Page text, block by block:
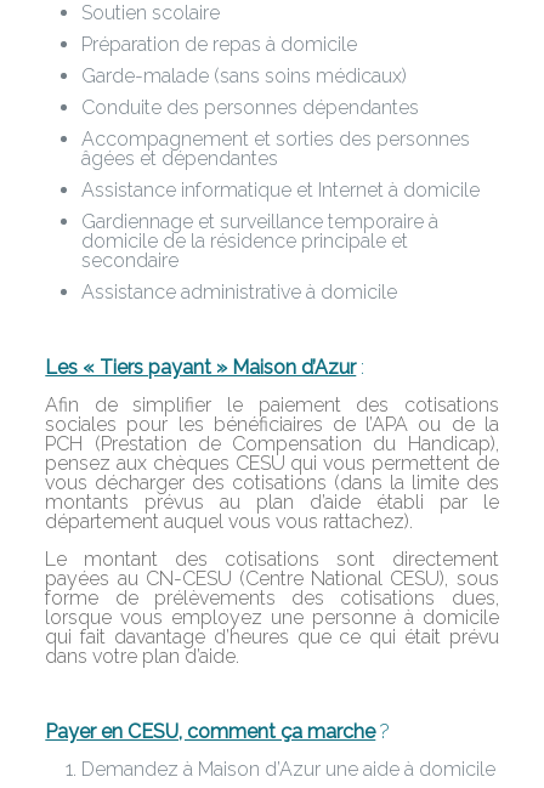
Soutien scolaire
Préparation de repas à domicile
Garde-malade (sans soins médicaux)
Conduite des personnes dépendantes
Accompagnement et sorties des personnes
âgées et dépendantes
Assistance informatique et Internet à domicile
Gardiennage et surveillance temporaire à
domicile de la résidence principale et
secondaire
Assistance administrative à domicile
Les « Tiers payant » Maison d’Azur:
Afin de simplifier le paiement des cotisations
sociales pour les bénéficiaires de l’APA ou de la
PCH (Prestation de Compensation du Handicap),
pensez aux chèques CESU qui vous permettent de
vous décharger des cotisations (dans la limite des
montants prévus au plan d’aide établi par le
département auquel vous vous rattachez).
Le montant des cotisations sont directement
payées au CN-CESU (Centre National CESU), sous
forme de prélèvements des cotisations dues,
lorsque vous employez une personne à domicile
qui fait davantage d’heures que ce qui était prévu
dans votre plan d’aide.
Payer en CESU, comment ça marche?
Demandez à Maison d’Azur une aide à domicile